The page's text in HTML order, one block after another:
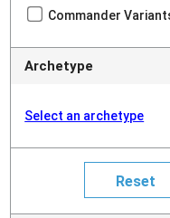
Commander
Archetype
Select an archetype